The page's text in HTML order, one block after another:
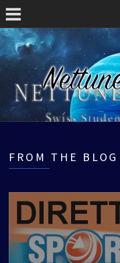
FROM THE BLOG